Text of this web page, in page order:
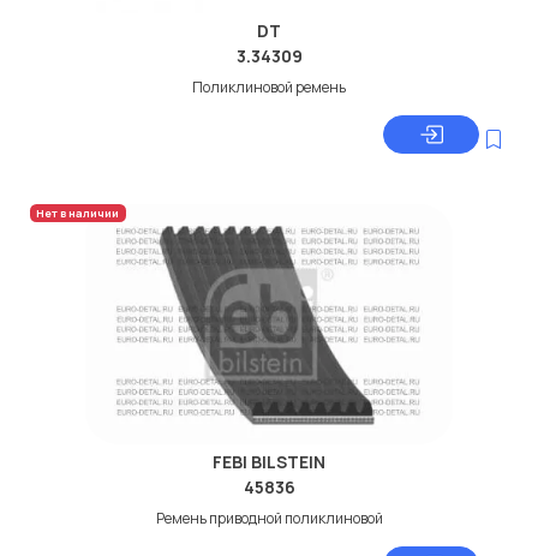
DT
3.34309
Поликлиновой ремень
Нет в наличии
FEBI BILSTEIN
45836
Ремень приводной поликлиновой